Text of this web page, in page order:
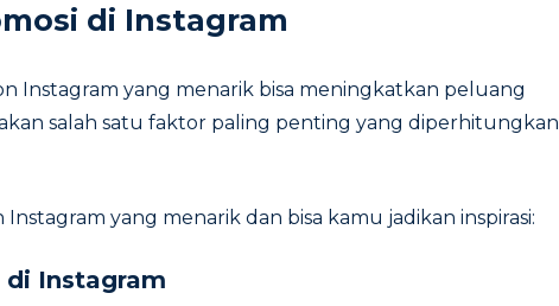
di Instagram
Instagram yang menarik bisa meningkatkan peluang
salah satu faktor paling penting yang diperhitungkan
yang menarik dan bisa kamu jadikan inspirasi:
di Instagram